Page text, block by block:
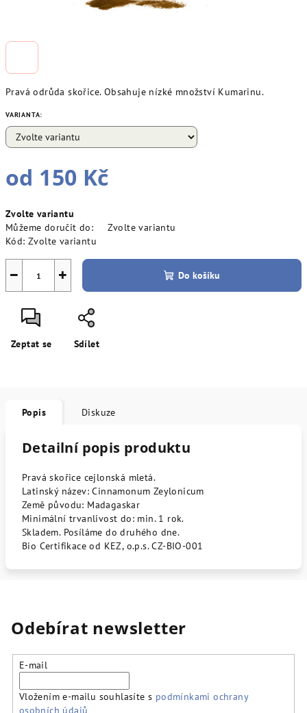
Pravá odrůda skořice. Obsahuje nízké množství Kumarinu.
VARIANTA:
od 150 Kč
cena:
Zvolte variantu
Můžeme doručit do:
Zvolte variantu
Kód: Zvolte variantu
+
− Do košíku
Zeptat se Sdílet
Popis Diskuze
Detailní popis produktu
Pravá skořice cejlonská mletá.
Latinský název: Cinnamonum Zeylonicum
Země původu: Madagaskar
Minimální trvanlivost do: min. 1 rok.
Skladem. Posíláme do druhého dne.
Bio Certifikace od KEZ, o.p.s. CZ-BIO-001
Odebírat newsletter
E-mail
Vložením e-mailu souhlasíte s podmínkami ochrany
osobních údajů